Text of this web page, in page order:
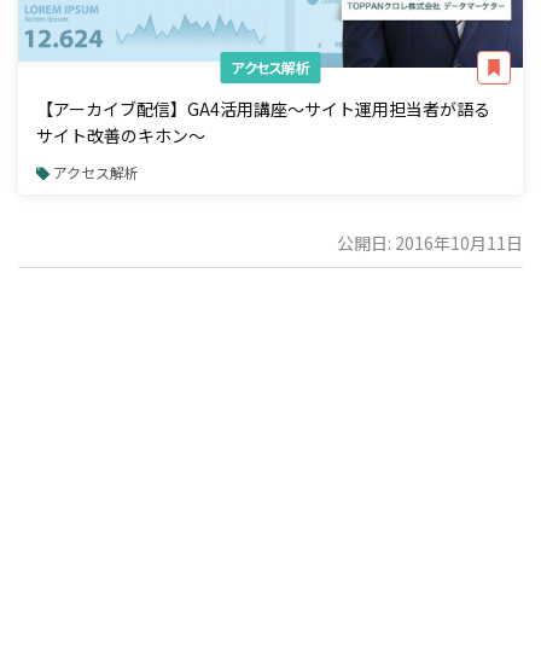
アクセス解析
【アーカイブ配信】GA4活用講座～サイト運用担当者が語る
サイト改善のキホン～
アクセス解析
公開日: 2016年10月11日